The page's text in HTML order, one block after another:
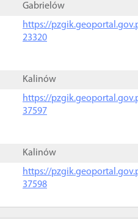
Gabrielów
https://
23320
Kalinów
https://
37597
Kalinów
https://
37598